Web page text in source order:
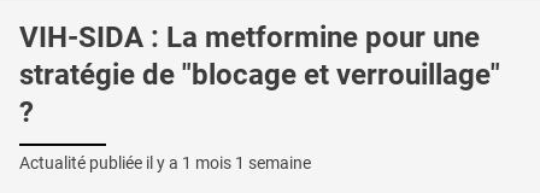
VIH-SIDA : La metformine pour une
stratégie de "blocage et verrouillage"
?
Actualité publiée il y a 1 mois 1 semaine